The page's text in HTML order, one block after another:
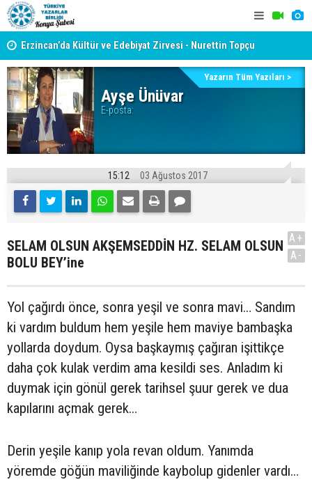
Erzincan’da Kültür ve Edebiyat Zirvesi - Nurettin Topçu
Sokağı Açılışı
Ayşe Ünüvar
E-posta:
Yazarın Tüm Yazıları >
15:12 03 Ağustos 2017
SELAM OLSUN AKŞEMSEDDİN HZ. SELAM OLSUN
BOLU BEY’ine
A+
A-
Yol çağırdı önce, sonra yeşil ve sonra mavi… Sandım
ki vardım buldum hem yeşile hem maviye bambaşka
yollarda doydum. Oysa başkaymış çağıran işittikçe
daha çok kulak verdim ama kesildi ses. Anladım ki
duymak için gönül gerek tarihsel şuur gerek ve dua
kapılarını açmak gerek…
Derin yeşile kanıp yola revan oldum. Yanımda
yöremde göğün maviliğinde kaybolup gidenler vardı…